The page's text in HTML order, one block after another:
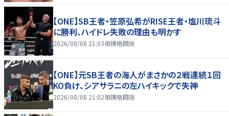
【ONE】SB王者・笠原弘希がRISE王者・塩川琉斗
に勝利、ハイドレ失敗の理由も明かす
2026/08/08 21:03相撲格闘技
【ONE】元SB王者の海人がまさかの２戦連続１回
KO負け、シアサラニの左ハイキックで失神
2026/08/08 21:02相撲格闘技